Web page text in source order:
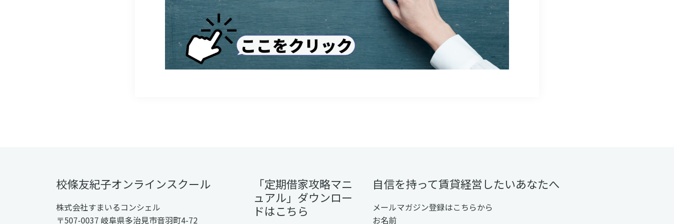
校條友紀子オンラインスクール
株式会社すまいるコンシェル
〒507-0037 岐阜県多治見市音羽町4-72
「定期借家攻略マニ
ュアル」ダウンロー
ドはこちら
自信を持って賃貸経営したいあなたへ
メールマガジン登録はこちらから
お名前